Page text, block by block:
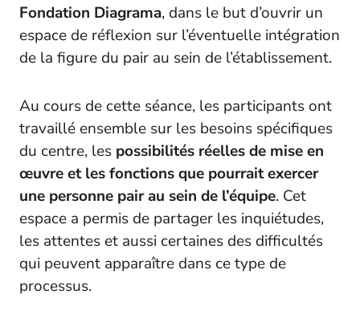
Fondation Diagrama, dans le but d’ouvrir un
espace de réflexion sur l’éventuelle intégration
de la figure du pair au sein de l’établissement.
Au cours de cette séance, les participants ont
travaillé ensemble sur les besoins spécifiques
du centre, les possibilités réelles de mise en
œuvre et les fonctions que pourrait exercer
une personne pair au sein de l’équipe. Cet
espace a permis de partager les inquiétudes,
les attentes et aussi certaines des difficultés
qui peuvent apparaître dans ce type de
processus.